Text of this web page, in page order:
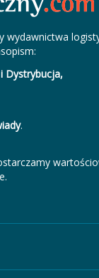
wydawnictwa
Dystrybucja,
.